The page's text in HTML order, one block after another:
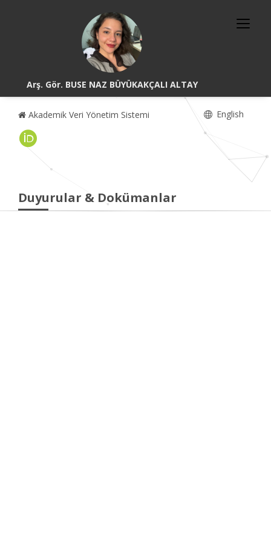
Arş. Gör. BUSE NAZ BÜYÜKAKÇALI ALTAY
Akademik Veri Yönetim Sistemi English
Duyurular & Dokümanlar